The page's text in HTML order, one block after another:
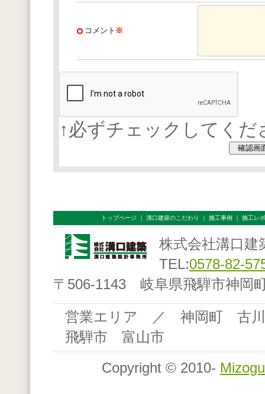
コメント ※
↑必ずチェックしてくだ
トップページ ｜ 溝口建築のこだわり ｜ 施工事例 ｜ 施工レ
株式会社溝口建
TEL:0578-82-
〒506-1143 岐阜県飛騨市神岡
営業エリア ／ 神岡町 古
飛騨市 富山市
Copyright © 2010-